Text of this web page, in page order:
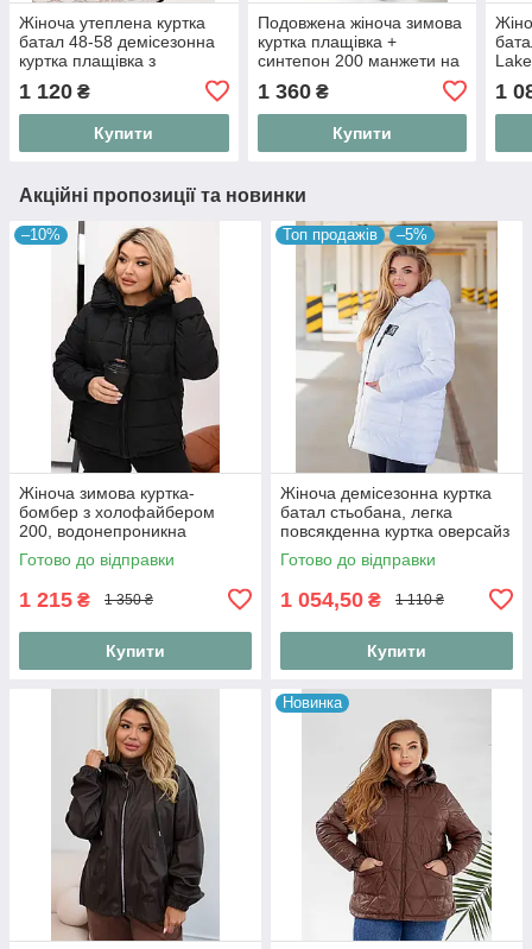
Жіноча утеплена куртка
батал 48-58 демісезонна
куртка плащівка з
1 120 ₴
Купити
Подовжена жіноча зимова
куртка плащівка +
синтепон 200 манжети на
58/60 (074)
1 360₴
Купити
1
Акційні пропозиції та новинки
–10%
Жіноча зимова куртка-
бомбер з холофайбером
200, водонепроникна
плащівка 52-54
Готово до відправки
1 215 ₴ 1 350 ₴
Купити
Топ продажів –5%
Жіноча демісезонна куртка
батал стьобана, легка
повсякденна куртка оверсайз
довжиною 80 см на блискавці
"Print Line", розміри 48-6
Готово до відправки
1 054,50 ₴ 1 110 ₴
Купити
Новинка